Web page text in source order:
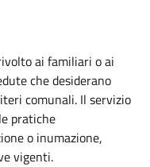
ai familiari o ai
che desiderano
comunali. Il servizio
pratiche
o inumazione,
vigenti.